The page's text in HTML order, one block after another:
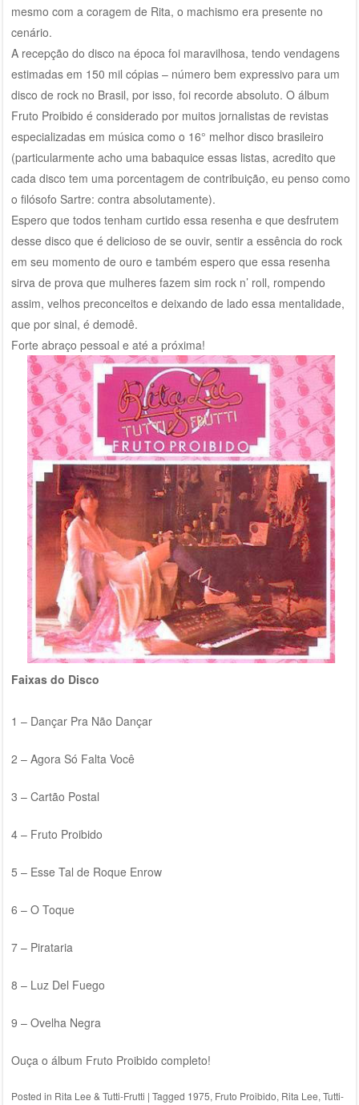
mesmo com a coragem de Rita, o machismo era presente no
cenário.
A recepção do disco na época foi maravilhosa, tendo vendagens
estimadas em 150 mil cópias – número bem expressivo para um
disco de rock no Brasil, por isso, foi recorde absoluto. O álbum
Fruto Proibido é considerado por muitos jornalistas de revistas
especializadas em música como o 16° melhor disco brasileiro
(particularmente acho uma babaquice essas listas, acredito que
cada disco tem uma porcentagem de contribuição, eu penso como
o filósofo Sartre: contra absolutamente).
Espero que todos tenham curtido essa resenha e que desfrutem
desse disco que é delicioso de se ouvir, sentir a essência do rock
em seu momento de ouro e também espero que essa resenha
sirva de prova que mulheres fazem sim rock n’ roll, rompendo
assim, velhos preconceitos e deixando de lado essa mentalidade,
que por sinal, é demodê.
Forte abraço pessoal e até a próxima!
Faixas do Disco
1 – Dançar Pra Não Dançar
2 – Agora Só Falta Você
3 – Cartão Postal
4 – Fruto Proibido
5 – Esse Tal de Roque Enrow
6 – O Toque
7 – Pirataria
8 – Luz Del Fuego
9 – Ovelha Negra
Ouça o álbum Fruto Proibido completo!
Posted in Rita Lee & Tutti-Frutti | Tagged 1975, Fruto Proibido, Rita Lee,Tutti-